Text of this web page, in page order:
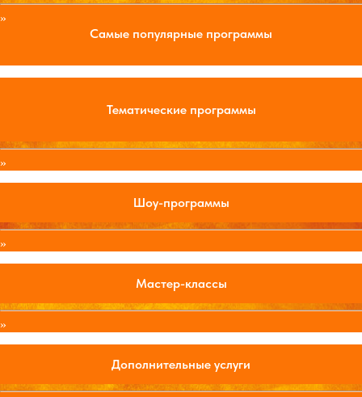
»
Самые популярные программы
Тематические программы
»
Шоу-программы
»
Мастер-классы
»
Дополнительные услуги